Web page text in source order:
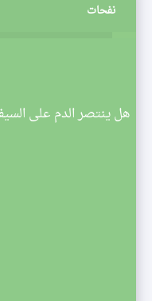
نفحات
هل ينتصر الدم على